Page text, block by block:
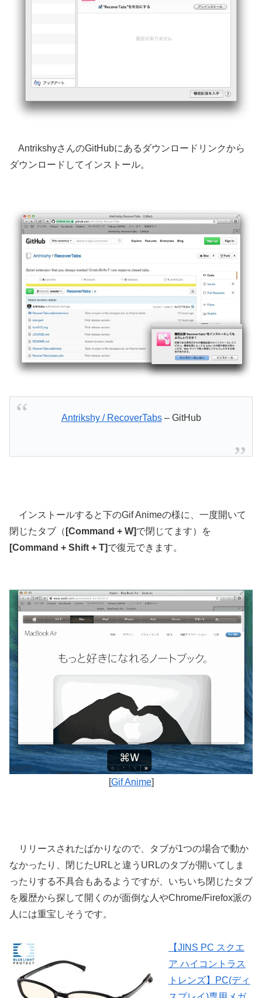
AntrikshyさんのGitHubにあるダウンロードリンクから
ダウンロードしてインストール。
Antrikshy / RecoverTabs– GitHub
インストールすると下のGif Animeの様に、一度開いて
閉じたタブ（ [Command + W]で閉じてます）を
[Command + Shift + T]で復元できます。
[Gif Anime]
リリースされたばかりなので、タブが1つの場合で動か
なかったり、閉じたURLと違うURLのタブが開いてしま
ったりする不具合もあるようですが、いちいち閉じたタブ
を履歴から探して開くのが面倒な人やChrome/Firefox派の
人には重宝しそうです。
【JINS PC スクエ
ア ハイコントラス
トレンズ】PC(ディ